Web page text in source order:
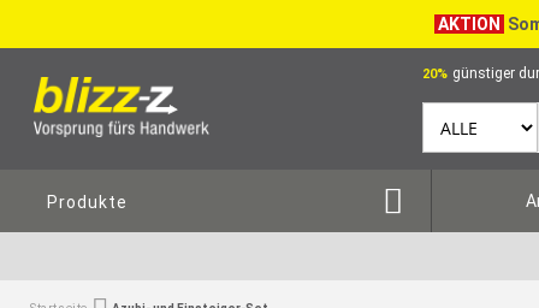
AKTION
20% günstiger
Produkte